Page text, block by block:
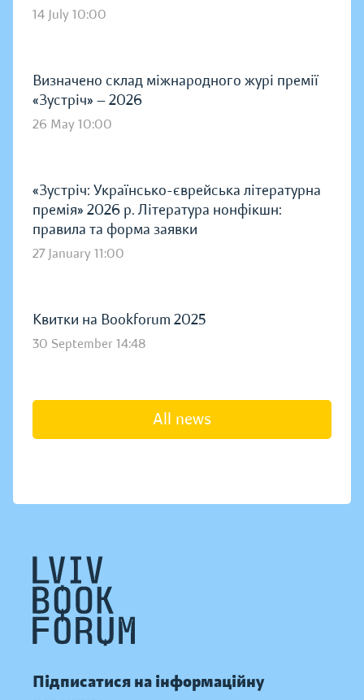
14 July 10:00
Визначено склад міжнародного журі премії
«Зустріч» — 2026
26 May 10:00
«Зустріч: Українсько-єврейська літературна
премія» 2026 р. Література нонфікшн:
правила та форма заявки
27 January 11:00
Квитки на Bookforum 2025
30 September 14:48
All news
Підписатися на інформаційну